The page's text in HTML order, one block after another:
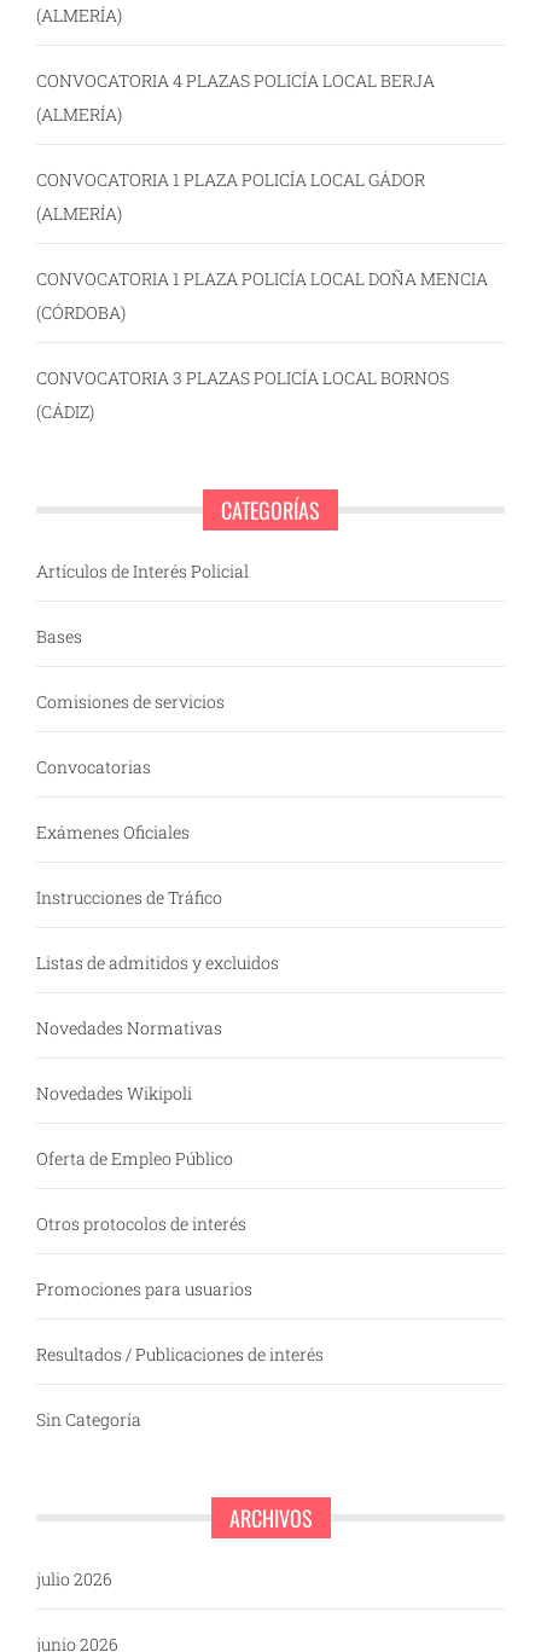
(ALMERÍA)
CONVOCATORIA 4 PLAZAS POLICÍA LOCAL BERJA
(ALMERÍA)
CONVOCATORIA 1 PLAZA POLICÍA LOCAL GÁDOR
(ALMERÍA)
CONVOCATORIA 1 PLAZA POLICÍA LOCAL DOÑA MENCIA
(CÓRDOBA)
CONVOCATORIA 3 PLAZAS POLICÍA LOCAL BORNOS
(CÁDIZ)
CATEGORÍAS
Artículos de Interés Policial
Bases
Comisiones de servicios
Convocatorias
Exámenes Oficiales
Instrucciones de Tráfico
Listas de admitidos y excluidos
Novedades Normativas
Novedades Wikipoli
Oferta de Empleo Público
Otros protocolos de interés
Promociones para usuarios
Resultados / Publicaciones de interés
Sin Categoría
ARCHIVOS
julio 2026
junio 2026